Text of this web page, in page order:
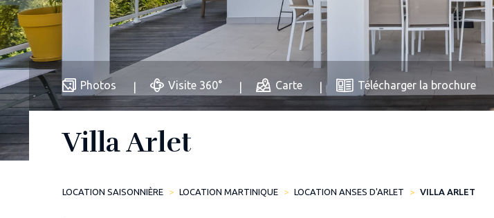
Photos Visite 360° Carte Télécharger la brochure
Villa Arlet
LOCATION SAISONNIÈRE LOCATION MARTINIQUE LOCATION ANSES D'ARLET VILLA ARLET